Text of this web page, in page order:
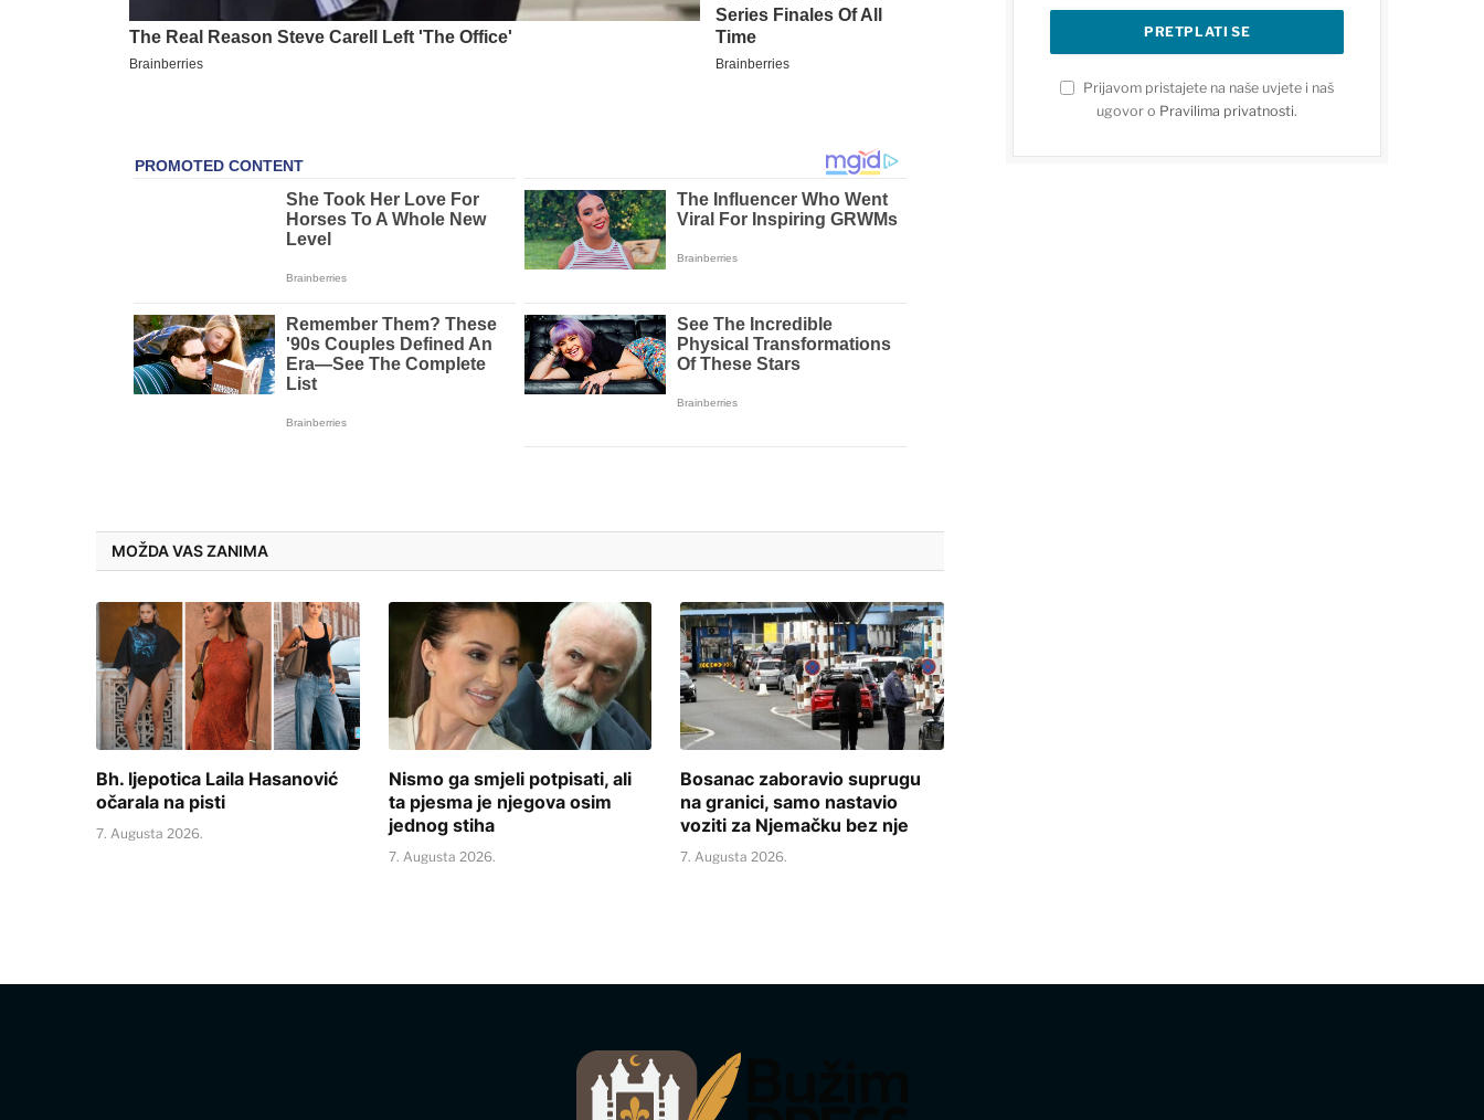
MOŽDA VAS ZANIMA
Bh. ljepotica Laila Hasanović
očarala na pisti
7. Augusta 2026.
Nismo ga smjeli potpisati, ali
ta pjesma je njegova osim
jednog stiha
7. Augusta 2026.
Bosanac zaboravio suprugu
na granici, samo nastavio
voziti za Njemačku bez nje
7. Augusta 2026.
Prijavom pristajete na naše uvjete i naš
ugovor o Pravilima privatnosti.